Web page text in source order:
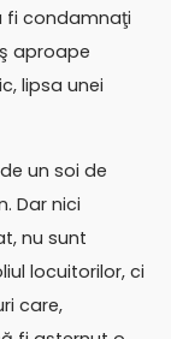
fi condamnaţi
aproape
lipsa unei
un soi de
Dar nici
nu sunt
locuitorilor, ci
care,